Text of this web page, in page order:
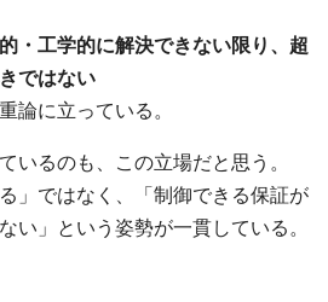
・工学的に解決できない限り、超
ではない
論に立っている。
いるのも、この立場だと思う。
」ではなく、「制御できる保証が
い」という姿勢が一貫している。